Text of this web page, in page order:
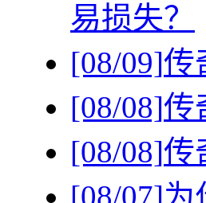
易损失？
[08/09]传
[08/08]传
[08/08]传